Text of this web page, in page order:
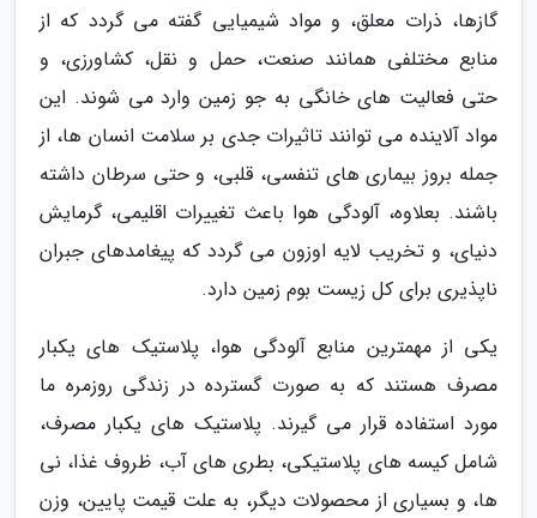
گازها، ذرات معلق، و مواد شیمیایی گفته می گردد که از
منابع مختلفی همانند صنعت، حمل و نقل، کشاورزی، و
حتی فعالیت های خانگی به جو زمین وارد می شوند. این
مواد آلاینده می توانند تاثیرات جدی بر سلامت انسان ها، از
جمله بروز بیماری های تنفسی، قلبی، و حتی سرطان داشته
باشند. بعلاوه، آلودگی هوا باعث تغییرات اقلیمی، گرمایش
دنیای، و تخریب لایه اوزون می گردد که پیغامدهای جبران
ناپذیری برای کل زیست بوم زمین دارد.
یکی از مهمترین منابع آلودگی هوا، پلاستیک های یکبار
مصرف هستند که به صورت گسترده در زندگی روزمره ما
مورد استفاده قرار می گیرند. پلاستیک های یکبار مصرف،
شامل کیسه های پلاستیکی، بطری های آب، ظروف غذا، نی
ها، و بسیاری از محصولات دیگر، به علت قیمت پایین، وزن